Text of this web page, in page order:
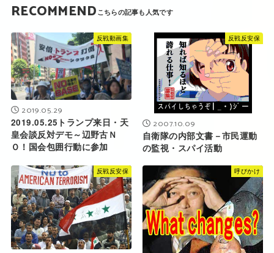
RECOMMEND
反戦動画集
2019.05.29
2019.05.25トランプ来日・天
皇会談反対デモ～辺野古Ｎ
Ｏ！国会包囲行動に参加
反戦反安保
2007.10.09
自衛隊の内部文書－市民運動
の監視・スパイ活動
反戦反安保 呼びかけ